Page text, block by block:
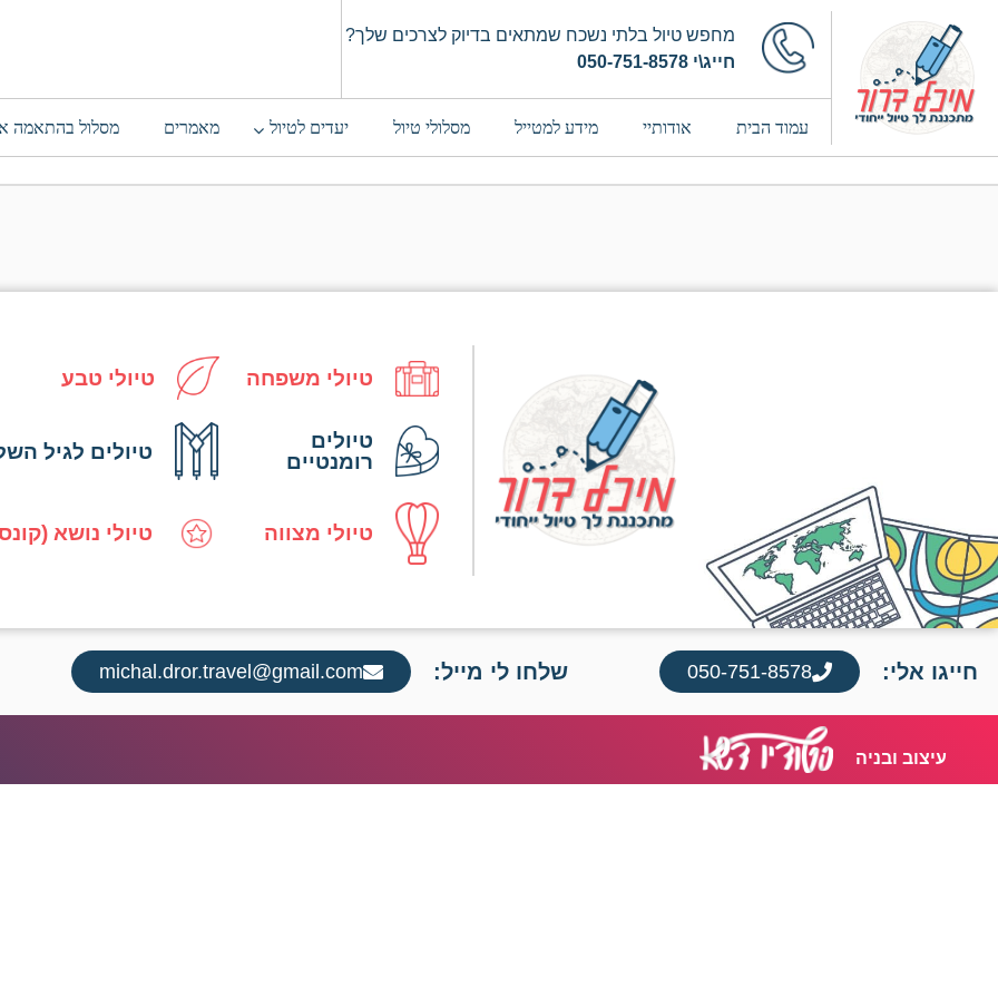
מחפש טיול בלתי נשכח שמתאים בדיוק לצרכים שלך?
חייג\י 050-751-8578
עמוד הבית אודותיי מידע למטייל מסלולי טיול יעדים לטיול מאמרים מסלול בהתאמה
טיולי משפחה טיולי טבע
טיולים
רומנטיים
טיולים לגיל
טיולי מצווה טיולי נושא
חייגו אלי: 050-751-8578 שלחו לי מייל: michal.dror.travel@gmail.com
עיצוב ובניה